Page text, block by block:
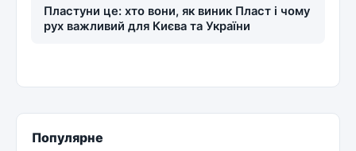
Пластуни це: хто вони, як виник Пласт і чому
рух важливий для Києва та України
Популярне